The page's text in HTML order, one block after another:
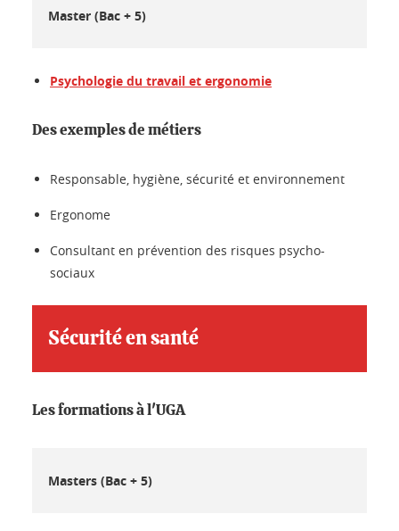
Master (Bac + 5)
Psychologie du travail et ergonomie
Des exemples de métiers
Responsable, hygiène, sécurité et environnement
Ergonome
Consultant en prévention des risques psycho-
sociaux
Sécurité en santé
Les formations à l'UGA
Masters (Bac + 5)